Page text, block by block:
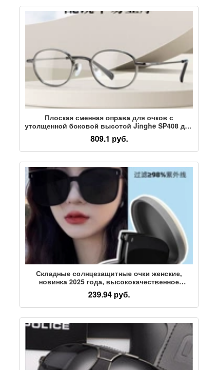
Плоская сменная оправа для очков с
утолщенной боковой высотой Jinghe SP408 для
женщин может быть оснащена очками для
близорукости в небольшой оправе с углом
обзора 1200 градусов
809.1 руб.
Складные солнцезащитные очки женские,
новинка 2025 года, высококачественное
ощущение лица, небольшие солнцезащитные
очки с защитой от ультрафиолета,
специальные поляризованные
239.94 руб.